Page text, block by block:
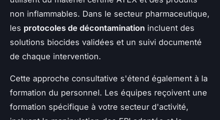
non inflammables. Dans le secteur pharmaceutique,
les protocoles de décontamination incluent des
solutions biocides validées et un suivi documenté
de chaque intervention.
Cette approche consultative s'étend également à la
formation du personnel. Les équipes reçoivent une
formation spécifique à votre secteur d'activité,